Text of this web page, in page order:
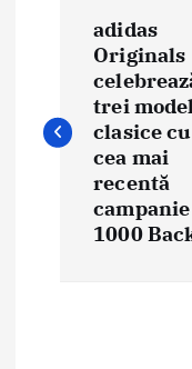
i
adidas
Originals
trei
clasice cu
cea mai
recentă
campanie
1000